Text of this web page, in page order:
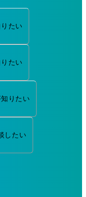
たい
たい
りたい
したい